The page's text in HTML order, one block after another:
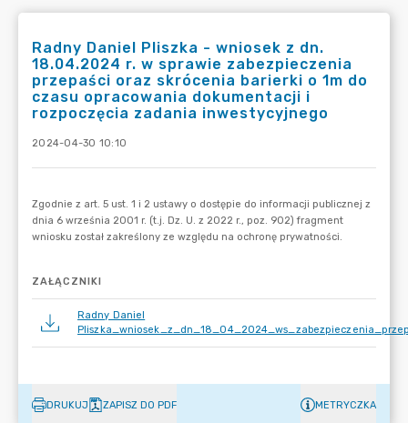
Radny Daniel Pliszka - wniosek z dn.
18.04.2024 r. w sprawie zabezpieczenia
przepaści oraz skrócenia barierki o 1m do
czasu opracowania dokumentacji i
rozpoczęcia zadania inwestycyjnego
2024-04-30 10:10
ZAŁĄCZNIKI
Radny Daniel
DRUKUJ ZAPISZ DO PDF METRYCZKA